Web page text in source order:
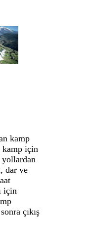
kamp
kamp için
yollardan
dar ve
için
çıkış